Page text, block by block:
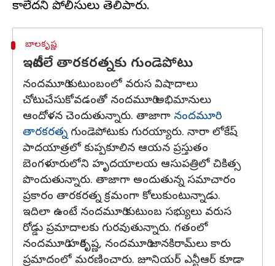
బాలకృష్ణ
ఇటీవలే తారకరత్నకు గుండెపోటు
నందమూరి కుటుంబంలో వరుస విషాదాలు
చోటుచేసుకోవడంతో నందమూరి అభిమానులు
ఆందోళన చెందుతున్నారు. తాజాగా నందమూరి
తారకరత్న గుండెపోటుకు గురయ్యారు. నారా లోకేష్
పాదయాత్రలో కుప్పకూలిన ఆయన ప్రస్తుతం
బెంగళూరులోని హృదయాలయ ఆసుపత్రిలో చికిత్స
పొందుతున్నారు. తాజాగా అందుతున్న సమాచారం
ప్రకారం తారకరత్న క్రమంగా కోలుకుంటున్నాడు.
ఇదిలా ఉంటే నందమూరి కుటుంబ సభ్యులు వరుస
రోడ్డు ప్రమాదాలకు గురవుతున్నారు. గతంలో
నందమూరి హరికృష్ణ, నందమూరి జానకిరామ్‌లు కారు
ప్రమాదంలో మరణించారు. జూనియర్ ఎన్టీఆర్ కూడా